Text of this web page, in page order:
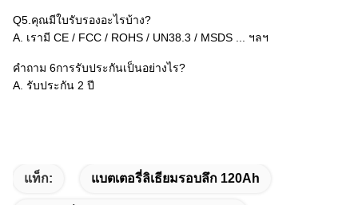
Q5.คุณมีใบรับรองอะไรบ้าง?
A. เรามี CE / FCC / ROHS / UN38.3 / MSDS ... ฯลฯ
คำถาม 6การรับประกันเป็นอย่างไร?
A. รับประกัน 2 ปี
แท็ก: แบตเตอรี่ลิเธียมรอบลึก 120Ah